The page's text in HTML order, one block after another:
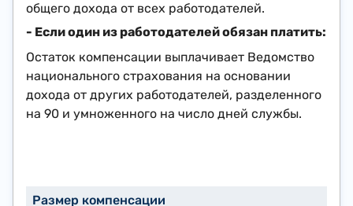
общего дохода от всех работодателей.
- Если один из работодателей обязан платить:
Остаток компенсации выплачивает Ведомство
национального страхования на основании
дохода от других работодателей, разделенного
на 90 и умноженного на число дней службы.